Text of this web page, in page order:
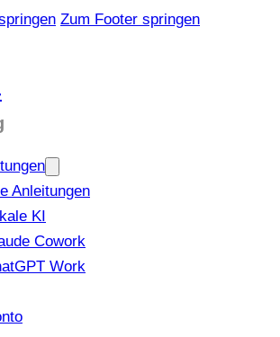
Zum Footer springen
Anleitungen
KI
Cowork
Work